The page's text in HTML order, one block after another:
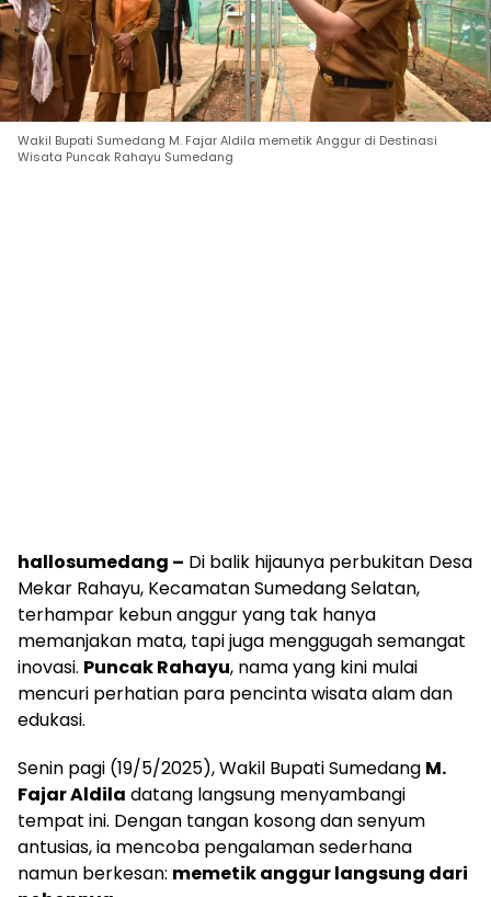
Wakil Bupati Sumedang M. Fajar Aldila memetik Anggur di Destinasi
Wisata Puncak Rahayu Sumedang
hallosumedang – Di balik hijaunya perbukitan Desa
Mekar Rahayu, Kecamatan Sumedang Selatan,
terhampar kebun anggur yang tak hanya
memanjakan mata, tapi juga menggugah semangat
inovasi. Puncak Rahayu, nama yang kini mulai
mencuri perhatian para pencinta wisata alam dan
edukasi.
Senin pagi (19/5/2025), Wakil Bupati Sumedang M.
Fajar Aldila datang langsung menyambangi
tempat ini. Dengan tangan kosong dan senyum
antusias, ia mencoba pengalaman sederhana
namun berkesan: memetik anggur langsung dari